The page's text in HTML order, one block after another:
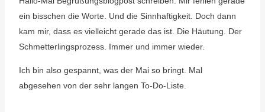
ein bisschen die Worte. Und die Sinnhaftigkeit. Doch dann
kam mir, dass es vielleicht gerade das ist. Die Häutung. Der
Schmetterlingsprozess. Immer und immer wieder.
Ich bin also gespannt, was der Mai so bringt. Mal
abgesehen von der sehr langen To-Do-Liste.